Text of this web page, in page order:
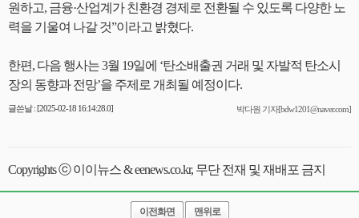
원하고, 금융·산업계가 친환경 경제로 전환될 수 있도록 다양한 노
력을 기울여 나갈 것”이라고 밝혔다.
한편, 다음 행사는 3월 19일에 ‘탄소배출권 거래 및 자발적 탄소시
장의 동향과 전망’을 주제로 개최될 예정이다.
글쓴날 : [2025-02-18 16:14:28.0] 박다원 기자[bdw1201@naver.com]
Copyrights ⓒ 이이뉴스 & eenews.co.kr, 무단 전재 및 재배포 금지
이전화면 맨위로